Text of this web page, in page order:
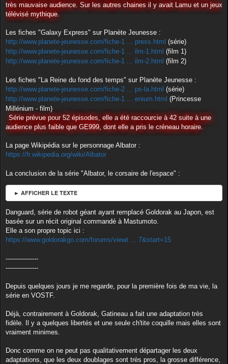
très mauvaise audience. Sur les autres chaines il y avait Lamu et un jeux
télévisé mythique.
Les fiches "Galaxy Express" sur Planète Jeunesse :
http://www.planete-jeunesse.com/fiche-1 ... press.html (série)
http://www.planete-jeunesse.com/fiche-1 ... ilm-1.html (film 1)
http://www.planete-jeunesse.com/fiche-1 ... ilm-2.html (film 2)
Les fiches "La Reine du fond des temps" sur Planète Jeunesse :
http://www.planete-jeunesse.com/fiche-2 ... ps-la.html (série)
http://www.planete-jeunesse.com/fiche-1 ... enium.html (Princesse
Millénium - film)
Série prévue pour 52 épisodes, elle a été raccourcie à 42 suite à une
audience plus faible que GE999, dont elle a pris le créneau horaire.
La page Wikipédia sur le personnage Albator :
https://fr.wikipedia.org/wiki/Albator
La conclusion de la série "Albator, le corsaire de l'espace" :
► AFFICHER LE TEXTE
Danguard, série de robot géant ayant remplacé Goldorak au Japon, est
basée sur un récit original commandé à Mastumoto.
Elle a son propre topic ici :
https://www.goldorakgo.com/forums/viewt ... 7&start=15
----------------
----------------
Depuis quelques jours je me regarde, pour la première fois de ma vie, la
série en VOSTF.
Déjà, contrairement à Goldorak, Gatineau a fait une adaptation très
fidèle. Il y a quelques libertés et une seule ch'tite coquille mais elles sont
vraiment minimes.
Donc comme on ne peut pas qualitativement départager les deux
adaptations, que les deux doublages sont très pros, la grosse différence,